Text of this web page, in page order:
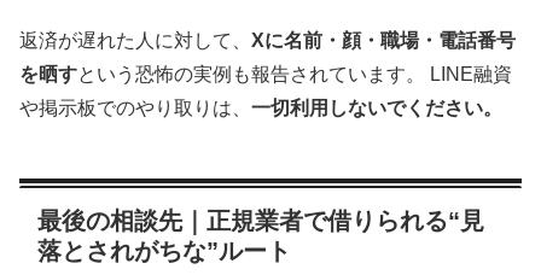
返済が遅れた人に対して、 Xに名前・顔・職場・電話番号
を晒すという恐怖の実例も報告されています。 LINE融資
や掲示板でのやり取りは、 一切利用しないでください。
最後の相談先｜正規業者で借りられる“見
落とされがちな”ルート